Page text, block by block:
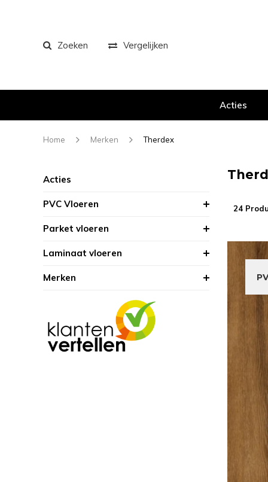
Zoeken Vergelijken
Acties
Home Merken Therdex
Acties
PVC Vloeren
Parket vloeren
Laminaat vloeren
Merken
24